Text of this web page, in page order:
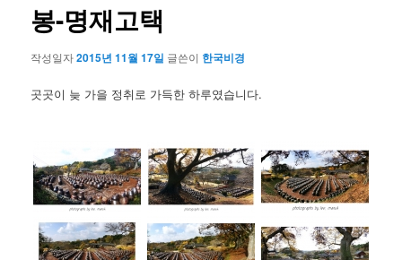
봉-명재고택
작성일자2015년 11월 17일 글쓴이 한국비경
곳곳이 늦 가을 정취로 가득한 하루였습니다.